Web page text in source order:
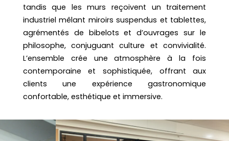
tandis que les murs reçoivent un traitement
industriel mêlant miroirs suspendus et tablettes,
agrémentés de bibelots et d’ouvrages sur le
philosophe, conjuguant culture et convivialité.
L’ensemble crée une atmosphère à la fois
contemporaine et sophistiquée, offrant aux
clients une expérience gastronomique
confortable, esthétique et immersive.